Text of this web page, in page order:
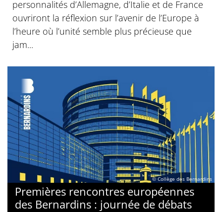
personnalités d’Allemagne, d’Italie et de France
ouvriront la réflexion sur l’avenir de l’Europe à
l’heure où l’unité semble plus précieuse que
jam...
© Collège des Bernardins
Premières rencontres européennes
des Bernardins : journée de débats